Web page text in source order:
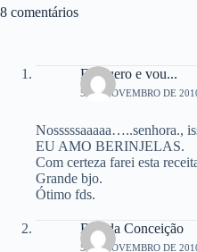
8 comentários
Eu quero e vou...
5 DE NOVEMBRO DE
Nosssssaaaaa…..senhora.,
EU AMO BERINJELAS.
Com certeza farei esta
Grande bjo.
Ótimo fds.
Baú da Conceição
5 DE NOVEMBRO DE